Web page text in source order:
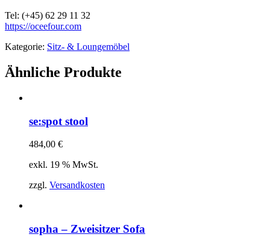
Tel: (+45) 62 29 11 32
https://oceefour.com
Kategorie: Sitz- & Loungemöbel
Ähnliche Produkte
se:spot stool
484,00 €
exkl. 19 % MwSt.
zzgl. Versandkosten
sopha – Zweisitzer Sofa